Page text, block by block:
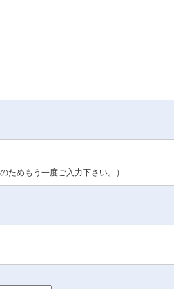
ためもう一度ご入力下さい。）